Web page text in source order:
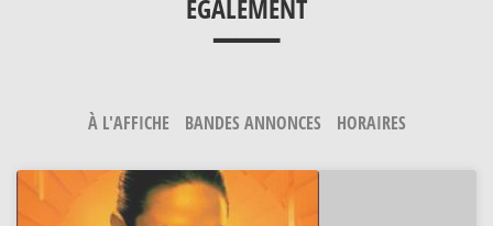
ÉGALEMENT
À L'AFFICHE BANDES ANNONCES HORAIRES